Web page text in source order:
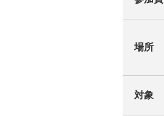
場所
対象